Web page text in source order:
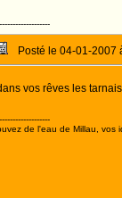
Posté le 04-01-2007
vos rêves les
de l'eau de Millau, vos